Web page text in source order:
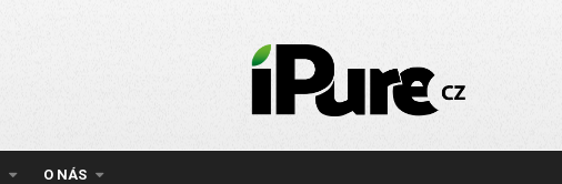
IPURE.CZ
Prémiový Apple e-
O NÁS